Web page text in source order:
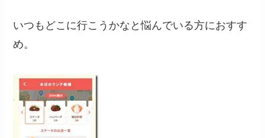
いつもどこに行こうかなと悩んでいる方におすす
め。